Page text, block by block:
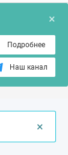
×
Подробнее
Наш канал
×